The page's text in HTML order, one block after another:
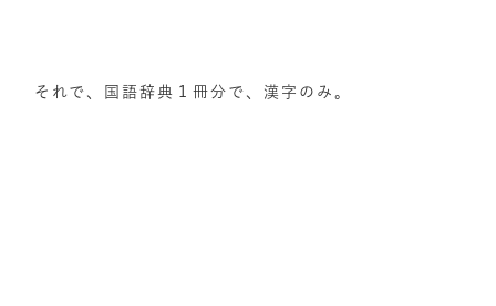
それで、国語辞典１冊分で、漢字のみ。